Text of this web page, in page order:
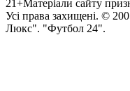
21+Матеріали сайту
Усi права захищенi. ©
Люкс". "Футбол 24".